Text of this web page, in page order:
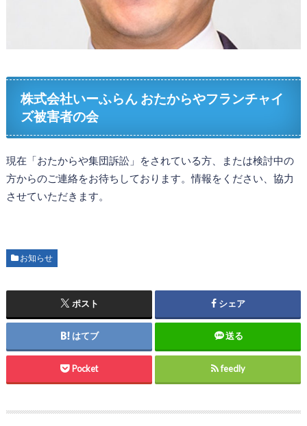
株式会社いーふらん おたからやフランチャイ
ズ被害者の会
現在「おたからや集団訴訟」をされている方、または検討中の
方からのご連絡をお待ちしております。情報をください、協力
させていただきます。
お知らせ
ポスト シェア
はてブ 送る
Pocket feedly